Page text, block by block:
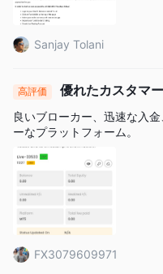
Sanjay Tolani
高評価
優れたカスタマ
プラットフォーム
良いブローカー、迅速な入
ーなプラットフォーム。
FX3079609971